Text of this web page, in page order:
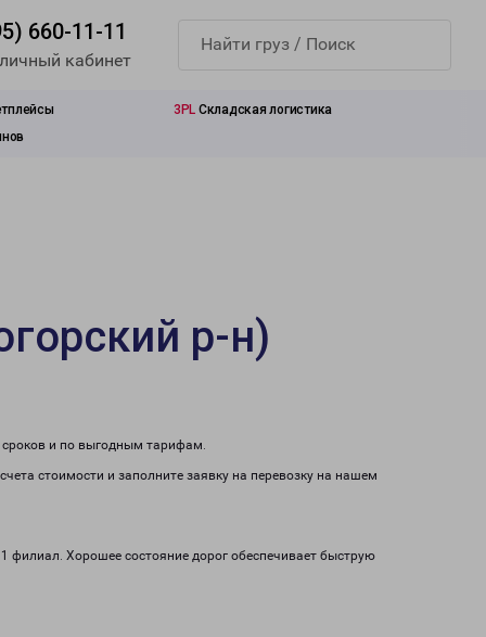
660-11-11
кабинет
3PL Складская логистика
р-н)
сроков и по выгодным тарифам.
стоимости и заполните заявку на перевозку на нашем
филиал. Хорошее состояние дорог обеспечивает быструю